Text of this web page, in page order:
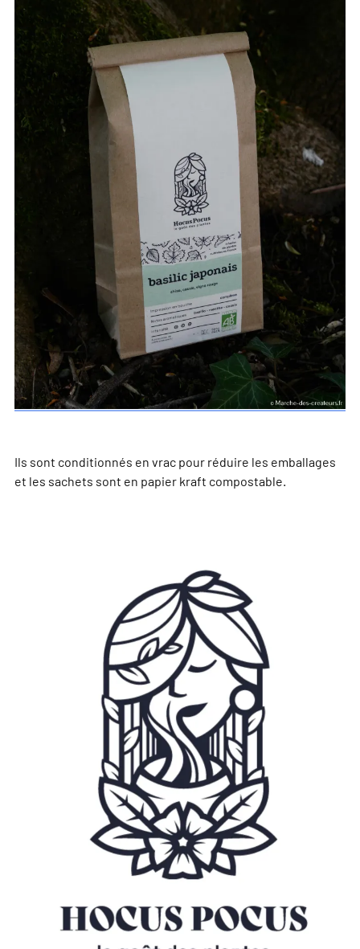
Ils sont conditionnés en vrac pour réduire les emballages
et les sachets sont en papier kraft compostable.